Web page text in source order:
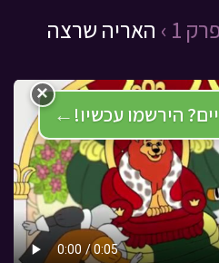
פרק 1 ›
האריה שרצה
הירשמו עכשיו! ←
×